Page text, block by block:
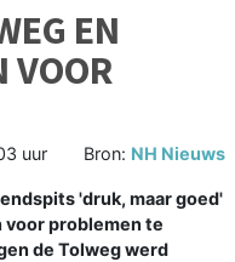
EN
VOOR
uur Bron: NH Nieuws
'druk, maar goed'
problemen te
de Tolweg werd